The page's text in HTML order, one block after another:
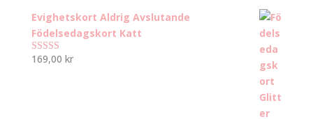
Evighetskort Aldrig Avslutande
Födelsedagskort Katt
Betygsatt
169,00 kr